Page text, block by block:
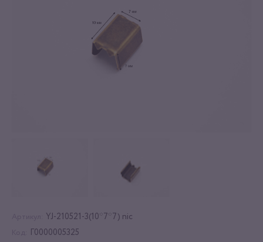
YJ-210521-3(10*7*7) nic
Г0000005325